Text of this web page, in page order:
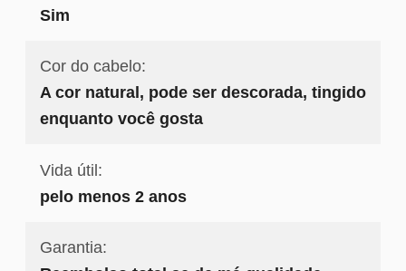
Sim
Cor do cabelo:
A cor natural, pode ser descorada, tingido
enquanto você gosta
Vida útil:
pelo menos 2 anos
Garantia: